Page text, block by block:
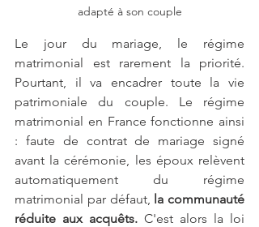
adapté à son couple
Le jour du mariage, le régime
matrimonial est rarement la priorité.
Pourtant, il va encadrer toute la vie
patrimoniale du couple. Le régime
matrimonial en France fonctionne ainsi
: faute de contrat de mariage signé
avant la cérémonie, les époux relèvent
automatiquement du régime
matrimonial par défaut, la communauté
réduite aux acquêts. C'est alors la loi